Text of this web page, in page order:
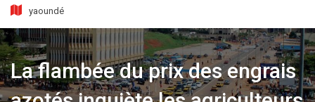
yaoundé
La flambée du prix des engrais